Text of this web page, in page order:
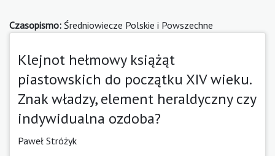
Czasopismo: Średniowiecze Polskie i Powszechne
Klejnot hełmowy książąt
piastowskich do początku XIV wieku.
Znak władzy, element heraldyczny czy
indywidualna ozdoba?
Paweł Stróżyk